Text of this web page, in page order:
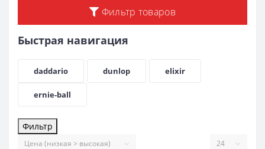
Фильтр товаров
Быстрая навигация
daddario dunlop elixir
ernie-ball
Фильтр